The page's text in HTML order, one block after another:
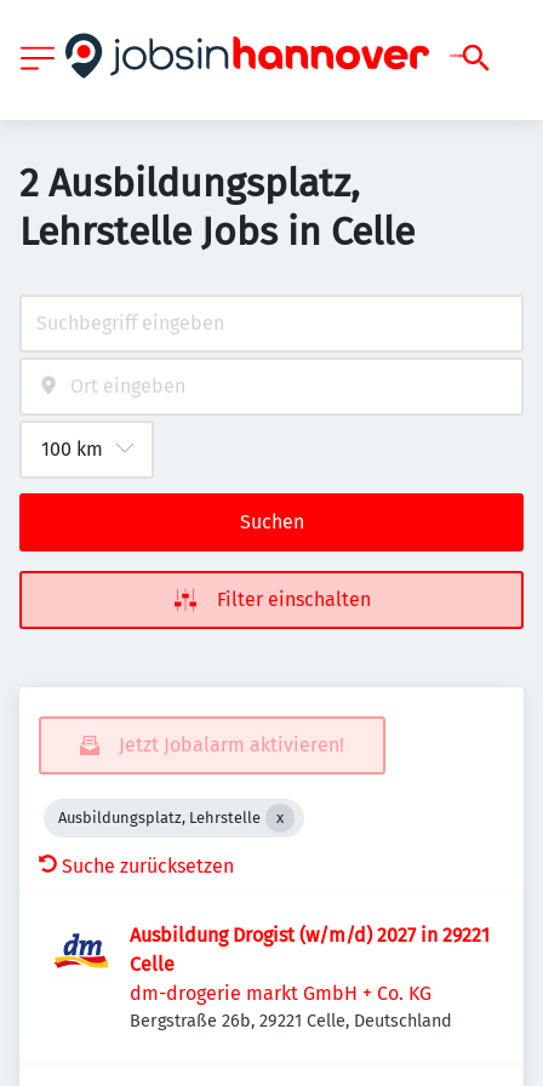
2 Ausbildungsplatz,
Lehrstelle Jobs in Celle
Suchen
Filter einschalten
Jetzt Jobalarm aktivieren!
Ausbildungsplatz, Lehrstelle
Suche zurücksetzen
Ausbildung Drogist (w/m/d) 2027 in 29221
Celle
dm-drogerie markt GmbH + Co. KG
Bergstraße 26b, 29221 Celle, Deutschland